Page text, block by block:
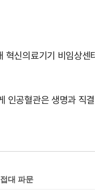
혁신의료기기 비임상
인공혈관은 생명과 직
대 파문